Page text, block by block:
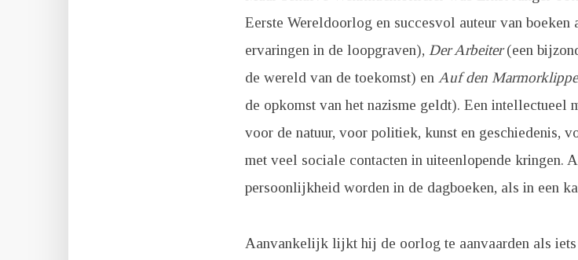
Eerste Wereldoorlog en succesvol auteur van boeken
ervaringen in de loopgraven), Der Arbeiter(een
de wereld van de toekomst) en Auf den
de opkomst van het nazisme geldt). Een intellectueel
voor de natuur, voor politiek, kunst en geschiedenis,
met veel sociale contacten in uiteenlopende kringen.
persoonlijkheid worden in de dagboeken, als in een
Aanvankelijk lijkt hij de oorlog te aanvaarden als